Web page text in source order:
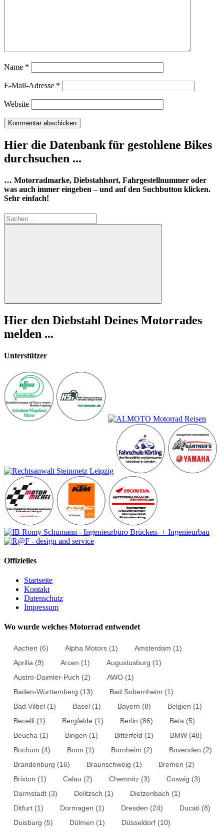
Name *
E-Mail-Adresse *
Website
Hier die Datenbank für gestohlene Bikes
durchsuchen ...
… Motorradmarke, Diebstahlsort, Fahrgestellnummer oder
was auch immer eingeben – und auf den Suchbutton klicken.
Sehr einfach!
Suchen
nach:
Suchen
Hier den Diebstahl Deines Motorrades
melden ...
Unterstützer
Offizielles
Startseite
Kontakt
Datenschutz
Impressum
Wo wurde welches Motorrad entwendet
Aachen (6) Alpha Motors (1) Amsterdam (1)
Aprilia (9) Arcen (1) Augustusburg (1)
Austro-Daimler-Puch (2) AWO (1)
Baden-Württemberg (13) Bad Sobernheim (1)
Bad Vilbel (1) Basel (1) Bayern (8) Belgien (1)
Benelli (1) Bergfelde (1) Berlin (86) Beta (5)
Beucha (1) Bingen (1) Bitterfeld (1) BMW (48)
Bochum (4) Bonn (1) Bornheim (2) Bovenden (2)
Brandenburg (16) Braunschweig (1) Bremen (2)
Brixton (1) Calau (2) Chemnitz (3) Coswig (3)
Darmstadt (3) Delitzsch (1) Dietzenbach (1)
Ditfurt (1) Dormagen (1) Dresden (24) Ducati (8)
Duisburg (5) Dülmen (1) Düsseldorf (10)